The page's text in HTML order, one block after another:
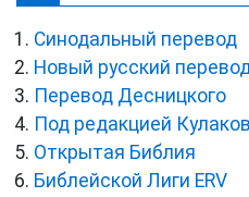
Синодальный перевод
Новый русский
Перевод Десницкого
Под редакцией
Открытая Библия
Библейской Лиги ERV